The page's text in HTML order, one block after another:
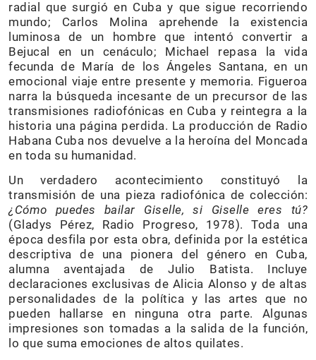
radial que surgió en Cuba y que sigue recorriendo
mundo; Carlos Molina aprehende la existencia
luminosa de un hombre que intentó convertir a
Bejucal en un cenáculo; Michael repasa la vida
fecunda de María de los Ángeles Santana, en un
emocional viaje entre presente y memoria. Figueroa
narra la búsqueda incesante de un precursor de las
transmisiones radiofónicas en Cuba y reintegra a la
historia una página perdida. La producción de Radio
Habana Cuba nos devuelve a la heroína del Moncada
en toda su humanidad.
Un verdadero acontecimiento constituyó la
transmisión de una pieza radiofónica de colección:
¿Cómo puedes bailar Giselle, si Giselle eres tú?
(Gladys Pérez, Radio Progreso, 1978). Toda una
época desfila por esta obra, definida por la estética
descriptiva de una pionera del género en Cuba,
alumna aventajada de Julio Batista. Incluye
declaraciones exclusivas de Alicia Alonso y de altas
personalidades de la política y las artes que no
pueden hallarse en ninguna otra parte. Algunas
impresiones son tomadas a la salida de la función,
lo que suma emociones de altos quilates.